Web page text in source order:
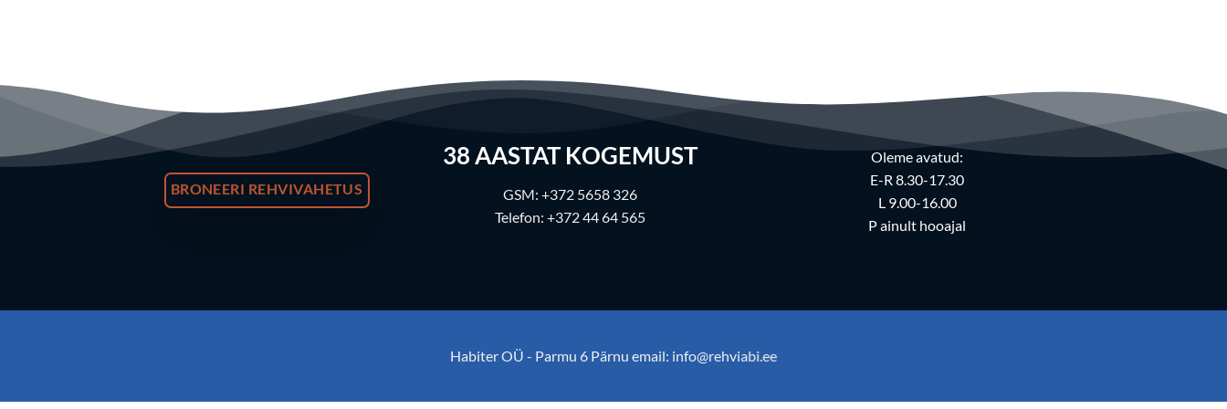
BRONEERI REHVIVAHETUS
38 AASTAT KOGEMUST
GSM: +372 5658 326
Telefon: +372 44 64 565
Oleme avatud:
E-R 8.30-17.30
L 9.00-16.00
P ainult hooajal
Habiter OÜ - Parmu 6 Pärnu email: info@rehviabi.ee